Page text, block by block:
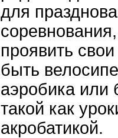
для
проявить
быть
аэробика или
такой как
акробатикой.